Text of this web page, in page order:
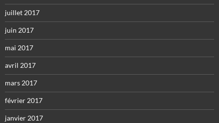
juillet 2017
juin 2017
mai 2017
avril 2017
mars 2017
février 2017
janvier 2017